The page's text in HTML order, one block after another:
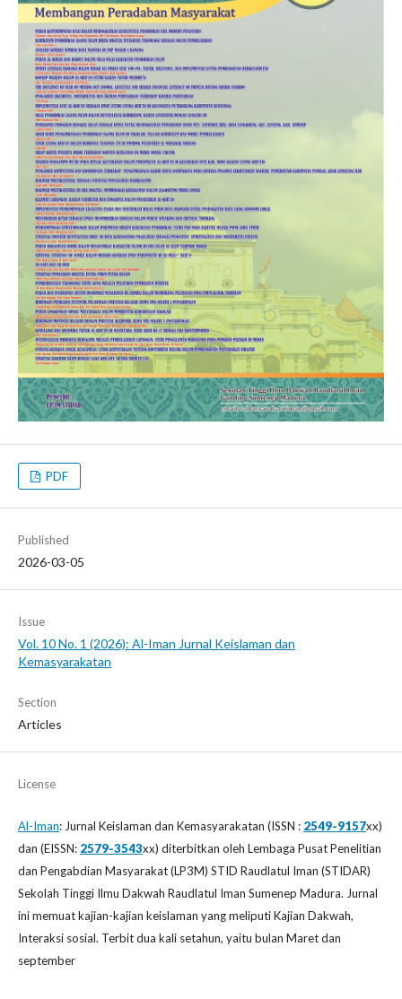
PDF
Published
2026-03-05
Issue
Vol. 10 No. 1 (2026): Al-Iman Jurnal Keislaman dan
Kemasyarakatan
Section
Articles
License
Al-Iman: Jurnal Keislaman dan Kemasyarakatan (ISSN : 2549-9157xx)
dan (EISSN: 2579-3543xx) diterbitkan oleh Lembaga Pusat Penelitian
dan Pengabdian Masyarakat (LP3M) STID Raudlatul Iman (STIDAR)
Sekolah Tinggi Ilmu Dakwah Raudlatul Iman Sumenep Madura. Jurnal
ini memuat kajian-kajian keislaman yang meliputi Kajian Dakwah,
Interaksi sosial. Terbit dua kali setahun, yaitu bulan Maret dan
september